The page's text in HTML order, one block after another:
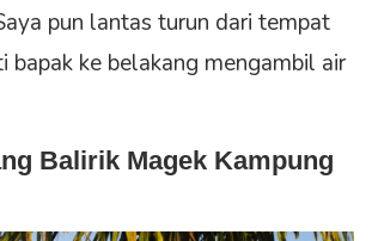
pun lantas turun dari tempat
bapak ke belakang mengambil air
Balirik Magek Kampung